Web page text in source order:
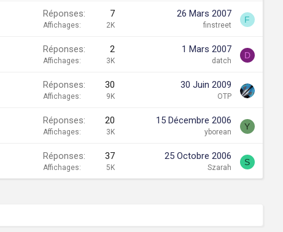
Réponses 7
Affichages 2K
26 Mars 2007
finstreet
F
Réponses 2
Affichages 3K
1 Mars 2007
datch
D
Réponses 30
Affichages 9K
30 Juin 2009
OTP
Réponses 20
Affichages 3K
15 Décembre 2006
yborean
Y
Réponses 37
Affichages 5K
25 Octobre 2006
Szarah
S